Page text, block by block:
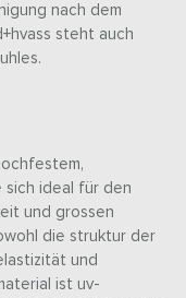
nach dem
steht auch
sich ideal für den
und grossen
die struktur der
und
ist uv-